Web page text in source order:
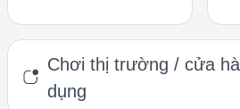
Chơi thị trường / cửa
dụng